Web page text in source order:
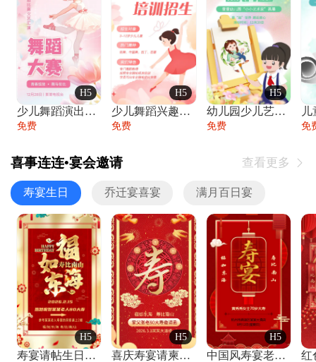
H5
少儿舞蹈演出舞蹈比赛跳舞大赛文艺汇演活动
免费
H5
少儿舞蹈兴趣班艺术培训学校招生宣传
免费
H5
幼儿园少儿艺术展览绘画展摄影作品展美术展
免费 免
喜事连连•宴会邀请 查看更多 
寿宴生日 乔迁宴喜宴 满月百日宴
H5
寿宴请帖生日宴邀请函老人寿星生日快乐祝寿
H5
喜庆寿宴请柬老人生日宴会邀请函请柬过大寿
H5
中国风寿宴老人生日宴会邀请函寿宴请帖请柬